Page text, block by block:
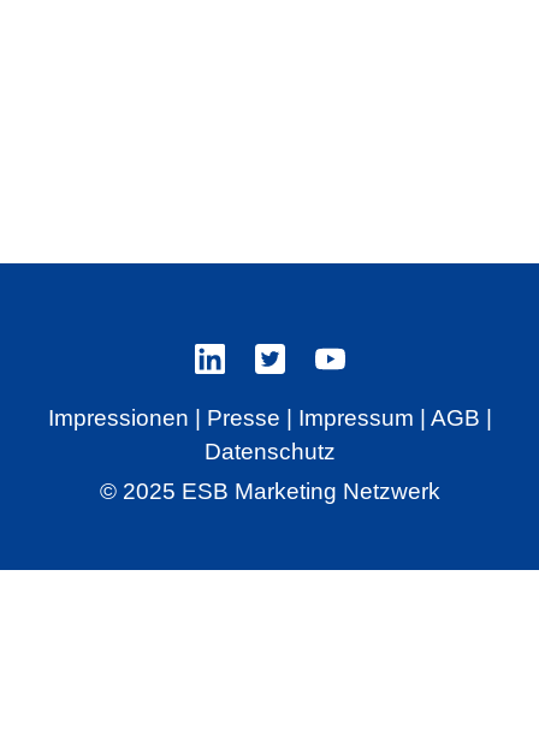
Impressionen | Presse | Impressum | AGB |
Datenschutz
© 2025 ESB Marketing Netzwerk